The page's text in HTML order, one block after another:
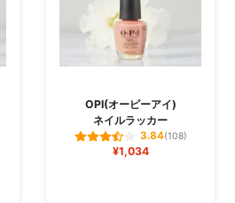
OPI(オーピーアイ)
ネイルラッカー
3.84(108)
¥1,034